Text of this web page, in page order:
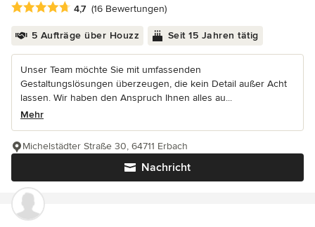
Durchschnittliche Bewertung: 4.7 von 5 Sternen
4,7 (16 Bewertungen)
5 Aufträge über Houzz Seit 15 Jahren tätig
Unser Team möchte Sie mit umfassenden
Gestaltungslösungen überzeugen, die kein Detail außer Acht
lassen. Wir haben den Anspruch Ihnen alles au...
Mehr
Nachricht
Michelstädter Straße 30, 64711 Erbach